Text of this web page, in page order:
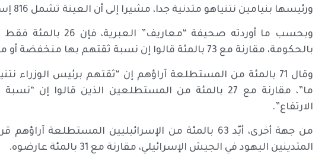
ورئيسها بنيامين نتنياهو متدنية جدا، مشيرا إلى أن العينة تشمل 816 إسرائيليا بينهم 616 يهوديا و200 عربي.
وبحسب ما أوردته صحيفة
بالحكومة، مقارنة مع 73 بالمئة قالوا إن نسبة ثقتهم بها منخفضة أو منخفضة إلى حد ما.
وقال 71 بالمئة من المستطلعة آراؤهم إن “ثقتهم برئيس
ما”، مقارنة مع 27 بالمئة من المستطلعين الذين قالوا
الارتفاع”.
من جهة أخرى، أيّد 63 بالمئة من الإسرائيليين
المتدينين اليهود في الجيش الإسرائيلي، مقارنة مع 31 بالمئة عارضوه.